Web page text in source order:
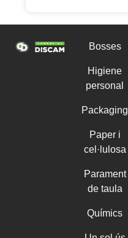
Bosses
Higiene
personal
Packaging
Paper i
cel·lulosa
Parament
de taula
Químics